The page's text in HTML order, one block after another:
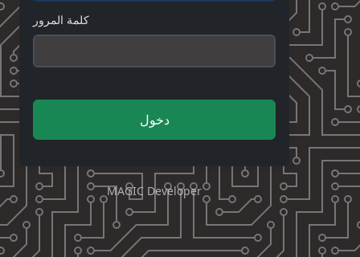
كلمة المرور
دخول
MAGIC Developer